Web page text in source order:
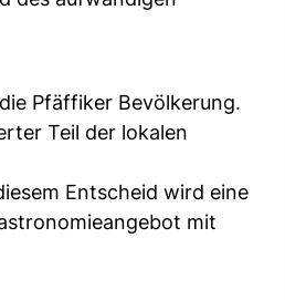
Pfäffiker Bevölkerung.
Teil der lokalen
Entscheid wird eine
mit